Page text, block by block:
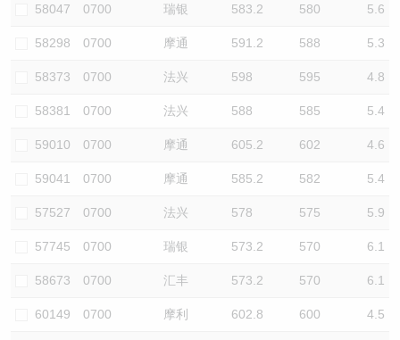
58047 0700 瑞银 583.2 580 5.6
58298 0700 摩通 591.2 588 5.3
58373 0700 法兴 598 595 4.8
58381 0700 法兴 588 585 5.4
59010 0700 摩通 605.2 602 4.6
59041 0700 摩通 585.2 582 5.4
57527 0700 法兴 578 575 5.9
57745 0700 瑞银 573.2 570 6.1
58673 0700 汇丰 573.2 570 6.1
60149 0700 摩利 602.8 600 4.5